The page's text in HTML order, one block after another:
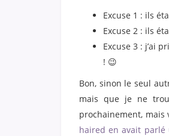
Excuse 1 : ils
Excuse 2 : ils
Excuse 3 : j’ai
! 😉
Bon, sinon le seul
mais que je ne
prochainement,
haired en avait